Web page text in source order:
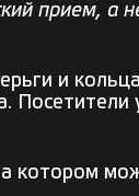
прием, а
и
котором